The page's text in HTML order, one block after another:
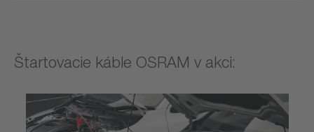
Štartovacie káble OSRAM v akci: